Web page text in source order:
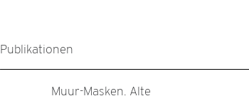
Publikationen
Muur-Masken. Alte